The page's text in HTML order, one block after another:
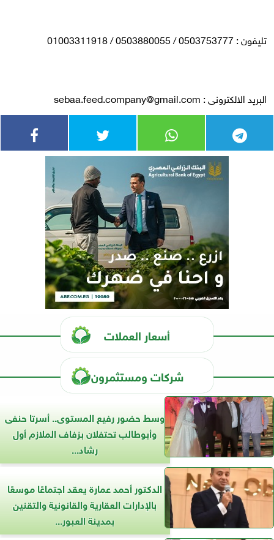
تليفون : 0503753777 / 0503880055 / 01003311918
البريد الالكترونى : sebaa.feed.company@gmail.com
أسعار العملات
شركات ومستثمرون
وسط حضور رفيع المستوى.. أسرتا حنفى
وأبوطالب تحتفلان بزفاف الملازم أول
رشاد...
الدكتور أحمد عمارة يعقد اجتماعًا موسعًا
بالإدارات العقارية والقانونية والتقنين
بمدينة العبور...